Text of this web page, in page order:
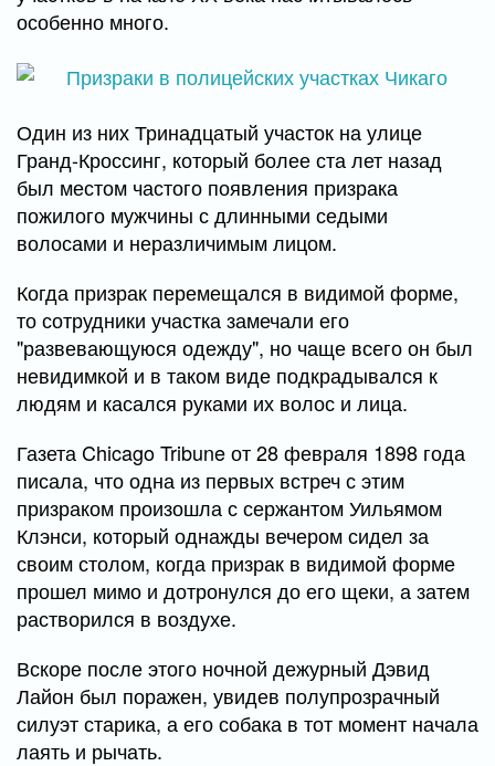
особенно много.
Один из них Тринадцатый участок на улице
Гранд-Кроссинг, который более ста лет назад
был местом частого появления призрака
пожилого мужчины с длинными седыми
волосами и неразличимым лицом.
Когда призрак перемещался в видимой форме,
то сотрудники участка замечали его
"развевающуюся одежду", но чаще всего он был
невидимкой и в таком виде подкрадывался к
людям и касался руками их волос и лица.
Газета Chicago Tribune от 28 февраля 1898 года
писала, что одна из первых встреч с этим
призраком произошла с сержантом Уильямом
Клэнси, который однажды вечером сидел за
своим столом, когда призрак в видимой форме
прошел мимо и дотронулся до его щеки, а затем
растворился в воздухе.
Вскоре после этого ночной дежурный Дэвид
Лайон был поражен, увидев полупрозрачный
силуэт старика, а его собака в тот момент начала
лаять и рычать.